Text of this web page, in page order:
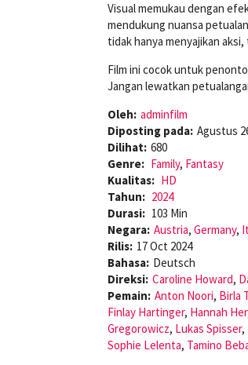
Visual memukau dengan
mendukung nuansa
tidak hanya menyajikan
Film ini cocok untuk
Jangan lewatkan
Oleh: adminfilm
Diposting pada: Agustus
Dilihat: 680
Genre: Family, Fantasy
Kualitas: HD
Tahun: 2024
Durasi: 103 Min
Negara: Austria, Germany,
Rilis: 17 Oct 2024
Bahasa: Deutsch
Direksi: Caroline Howard,
Pemain: Anton Noori, Birla
Finlay Hartinger, Hannah
Gregorowicz, Lukas Spisser,
Sophie Lelenta, Tamino